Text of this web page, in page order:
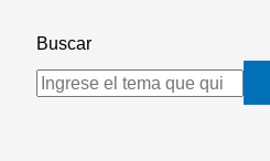
Buscar